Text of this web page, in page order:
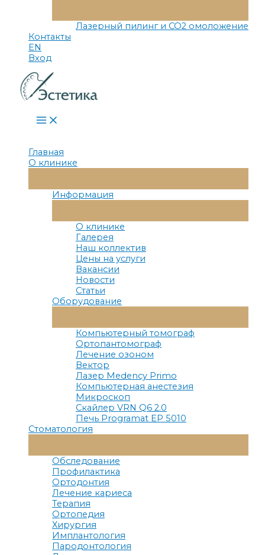
Меню
Лазерный пилинг и СО2 омоложение
Контакты
EN
Вход
Main
Menu
Главная
О клинике
Меню
Информация
Меню
О клинике
Галерея
Наш коллектив
Цены на услуги
Вакансии
Новости
Статьи
Оборудование
Меню
Компьютерный томограф
Ортопантомограф
Лечение озоном
Вектор
Лазер Medency Primo
Компьютерная анестезия
Микроскоп
Скайлер VRN Q6 2.0
Печь Programat EP 5010
Стоматология
Меню
Обследование
Профилактика
Ортодонтия
Лечение кариеса
Терапия
Ортопедия
Хирургия
Имплантология
Пародонтология